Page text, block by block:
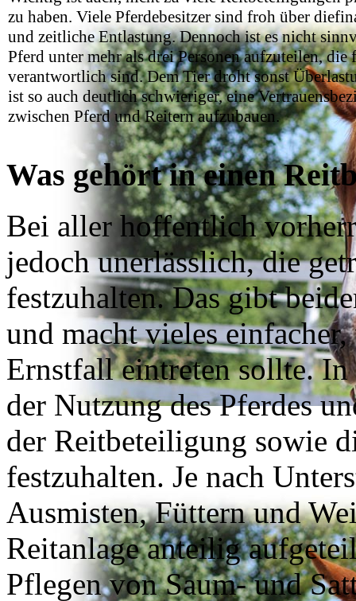
zu haben. Viele Pferdebesitzer sind froh über
und zeitliche Entlastung. Dennoch ist es nicht
Pferd unter mehr als drei Personen aufzuteilen, die
verantwortlich sind. Dem Tier droht sonst
ist so auch deutlich schwieriger, eine
zwischen Pferd und Reitern aufzubauen.
Was gehört in einen
Bei aller hoffentlich
jedoch unerlässlich, die
festzuhalten. Das gibt
und macht vieles
Ernstfall eintreten sollte.
der Nutzung des Pferdes
der Reitbeteiligung sowie
festzuhalten. Je nach
Ausmisten, Füttern und
Reitanlage anteilig
Pflegen von Saum- und